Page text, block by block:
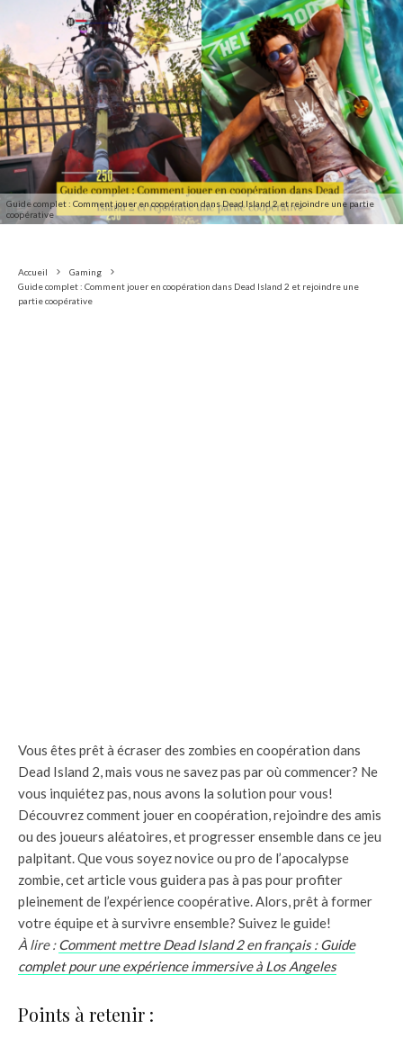
Guide complet : Comment jouer en coopération dans Dead Island 2 et rejoindre une partie
coopérative
Accueil
Gaming
Guide complet : Comment jouer en coopération dans Dead Island 2 et rejoindre une
partie coopérative
Vous êtes prêt à écraser des zombies en coopération dans
Dead Island 2, mais vous ne savez pas par où commencer? Ne
vous inquiétez pas, nous avons la solution pour vous!
Découvrez comment jouer en coopération, rejoindre des amis
ou des joueurs aléatoires, et progresser ensemble dans ce jeu
palpitant. Que vous soyez novice ou pro de l’apocalypse
zombie, cet article vous guidera pas à pas pour profiter
pleinement de l’expérience coopérative. Alors, prêt à former
votre équipe et à survivre ensemble? Suivez le guide!
À lire :Comment mettre Dead Island 2 en français : Guide
complet pour une expérience immersive à Los Angeles
Points à retenir :